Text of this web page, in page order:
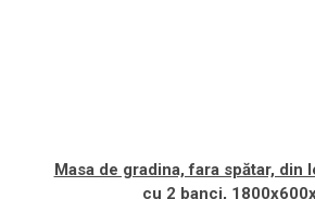
Masa de gradina, fara spătar, din
cu 2 banci,